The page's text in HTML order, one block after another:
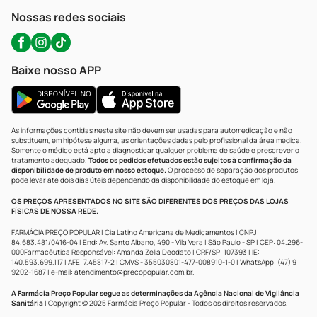
Nossas redes sociais
Baixe nosso APP
As informações contidas neste site não devem ser usadas para automedicação e não
substituem, em hipótese alguma, as orientações dadas pelo profissional da área médica.
Somente o médico está apto a diagnosticar qualquer problema de saúde e prescrever o
tratamento adequado. Todos os pedidos efetuados estão sujeitos à confirmação da
disponibilidade de produto em nosso estoque.O processo de separação dos produtos
pode levar até dois dias úteis dependendo da disponibilidade do estoque em loja.
OS PREÇOS APRESENTADOS NO SITE SÃO DIFERENTES DOS PREÇOS DAS LOJAS
FÍSICAS DE NOSSA REDE.
FARMÁCIA PREÇO POPULAR | Cia Latino Americana de Medicamentos | CNPJ:
84.683.481/0416-04 | End: Av. Santo Albano, 490 - Vila Vera | São Paulo - SP | CEP: 04.296-
000Farmacêutica Responsável: Amanda Zelia Deodato | CRF/SP: 107393 | IE:
140.593.699.117 | AFE: 7.45817-2 | CMVS - 355030801-477-008910-1-0 | WhatsApp: (47) 9
9202-1687 | e-mail: atendimento@precopopular.com.br.
A Farmácia Preço Popular segue as determinações da Agência Nacional de Vigilância
Sanitária | Copyright © 2025 Farmácia Preço Popular - Todos os direitos reservados.